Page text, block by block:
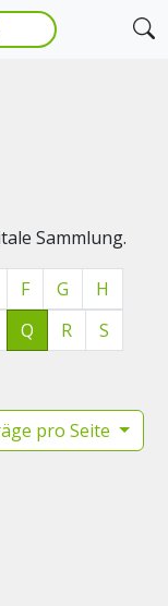
Sammlung.
F G
H
Q R
S
pro Seite